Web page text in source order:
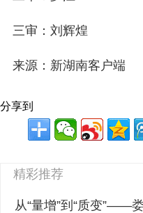
三审：刘辉煌
来源：新湖南客户端
分享到
精彩推荐
从“量增”到“质变”——